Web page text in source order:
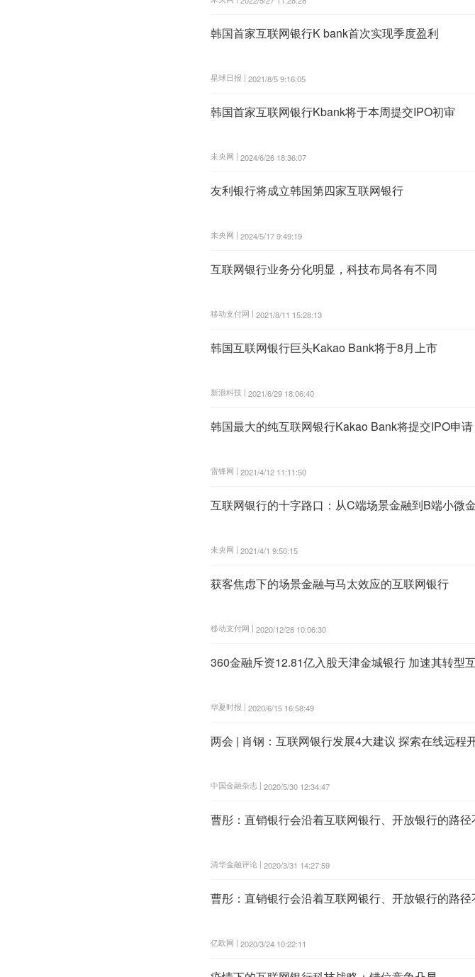
韩国首家互联网银行K bank首次实现季度盈利
星球日报 | 2021/8/5 9:16:05
韩国首家互联网银行Kbank将于本周提交IPO初审
未央网 | 2024/6/26 18:36:07
友利银行将成立韩国第四家互联网银行
未央网 | 2024/5/17 9:49:19
互联网银行业务分化明显，科技布局各有不同
移动支付网 | 2021/8/11 15:28:13
韩国互联网银行巨头Kakao Bank将于8月上市
新浪科技 | 2021/6/29 18:06:40
韩国最大的纯互联网银行Kakao Bank将提交IPO申请
雷锋网 | 2021/4/12 11:11:50
互联网银行的十字路口：从C端场景金融到B端小微
未央网 | 2021/4/1 9:50:15
获客焦虑下的场景金融与马太效应的互联网银行
移动支付网 | 2020/12/28 10:06:30
360金融斥资12.81亿入股天津金城银行 加速其转型
华夏时报 | 2020/6/15 16:58:49
两会 | 肖钢：互联网银行发展4大建议 探索在线远程
中国金融杂志 | 2020/5/30 12:34:47
曹彤：直销银行会沿着互联网银行、开放银行的路
清华金融评论 | 2020/3/31 14:27:59
曹彤：直销银行会沿着互联网银行、开放银行的路
亿欧网 | 2020/3/24 10:22:11